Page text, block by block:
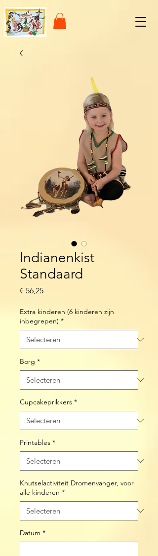
Indianenkist
Standaard
€ 56,25Prijs
Extra kinderen (6 kinderen zijn
inbegrepen) *
Borg *
Cupcakeprikkers *
Printables *
Knutselactiviteit Dromenvanger, voor
alle kinderen *
Datum *